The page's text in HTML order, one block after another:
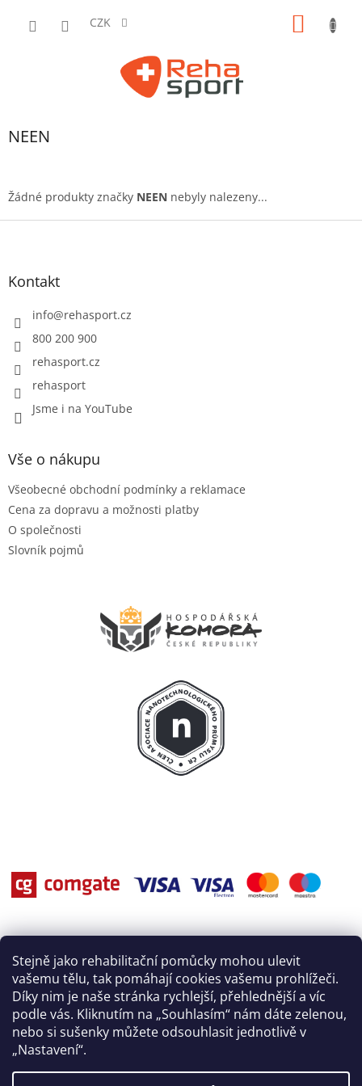
Stejně jako rehabilitační pomůcky mohou ulevit
vašemu tělu, tak pomáhají cookies vašemu prohlížeči.
Díky nim je naše stránka rychlejší, přehlednější a víc
podle vás. Kliknutím na „Souhlasím“ nám dáte zelenou,
nebo si sušenky můžete odsouhlasit jednotlivě v
„Nastavení“.
CZK
NEEN
Žádné produkty značky NEEN nebyly nalezeny...
Z
Kontakt
info@rehasport.cz
800 200 900
rehasport.cz
rehasport
Jsme i na YouTube
Vše o nákupu
Všeobecné obchodní podmínky a reklamace
Cena za dopravu a možnosti platby
O společnosti
Slovník pojmů